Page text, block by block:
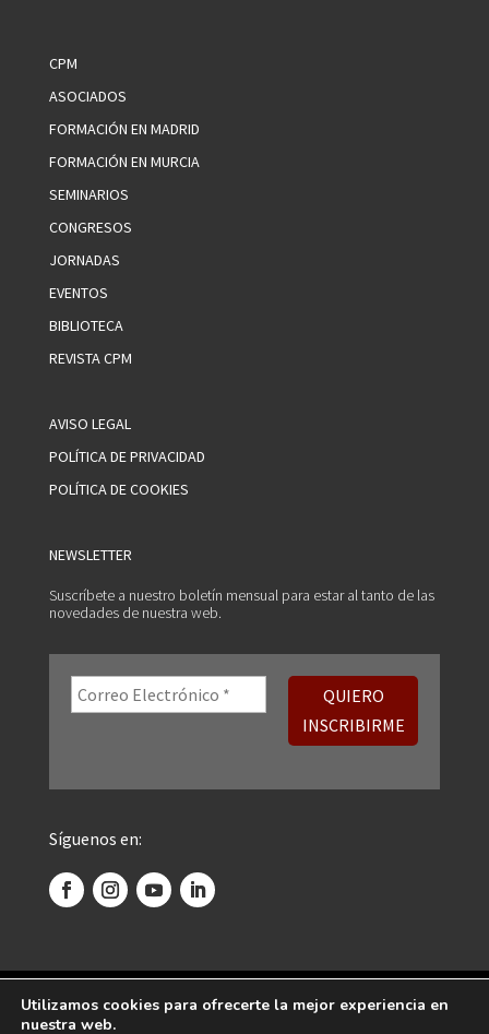
CPM
ASOCIADOS
FORMACIÓN EN MADRID
FORMACIÓN EN MURCIA
SEMINARIOS
CONGRESOS
JORNADAS
EVENTOS
BIBLIOTECA
REVISTA CPM
AVISO LEGAL
POLÍTICA DE PRIVACIDAD
POLÍTICA DE COOKIES
NEWSLETTER
Suscríbete a nuestro boletín mensual para estar al tanto de las
novedades de nuestra web.
Síguenos en:
©2026 Centro Psicoanalítico de Madrid. Todos
Utilizamos cookies para ofrecerte la mejor experiencia en
nuestra web.